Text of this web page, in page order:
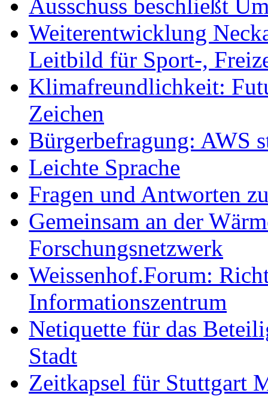
Ausschuss beschließt
Weiterentwicklung
Leitbild für Sport-,
Klimafreundlichkeit:
Zeichen
Bürgerbefragung: AWS
Leichte Sprache
Fragen und Antworten
Gemeinsam an der
Forschungsnetzwerk
Weissenhof.Forum:
Informationszentrum
Netiquette für das
Stadt
Zeitkapsel für Stuttgart